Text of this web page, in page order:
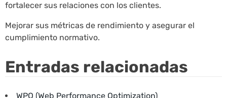
fortalecer sus relaciones con los clientes.
Mejorar sus métricas de rendimiento y asegurar el
cumplimiento normativo.
Entradas relacionadas
WPO (Web Performance Optimization)